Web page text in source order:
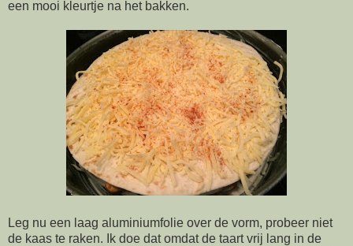
een mooi kleurtje na het bakken.
Leg nu een laag aluminiumfolie over de vorm, probeer niet
de kaas te raken. Ik doe dat omdat de taart vrij lang in de